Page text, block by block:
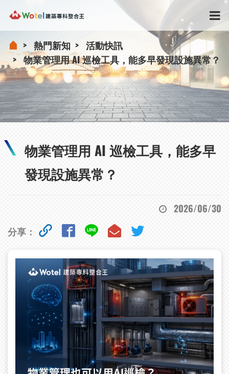
熱門新知
活動快訊
物業管理用 AI 巡檢工具，能多早發現設施異常？
物業管理用 AI 巡檢工具，能多早
發現設施異常？
分享：
2026/06/30